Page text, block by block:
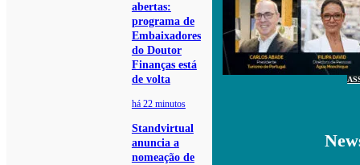
abertas:
programa de
Embaixadores
do Doutor
Finanças está
de volta
há 22 minutos
Standvirtual
anuncia a
nomeação de